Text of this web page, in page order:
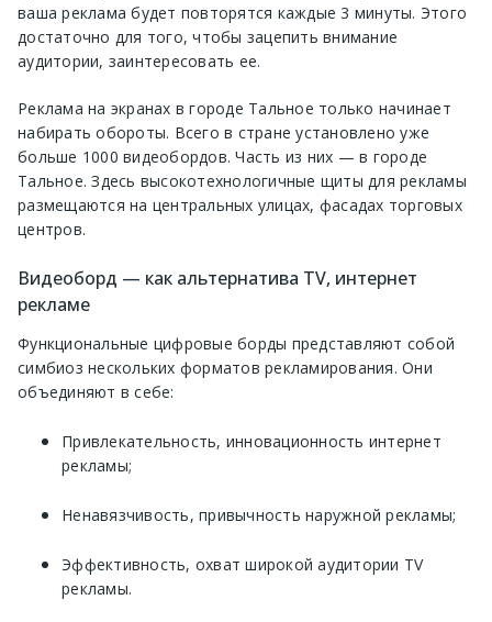
ваша реклама будет повторятся каждые 3 минуты. Этого
достаточно для того, чтобы зацепить внимание
аудитории, заинтересовать ее.
Реклама на экранах в городе Тальное только начинает
набирать обороты. Всего в стране установлено уже
больше 1000 видеобордов. Часть из них — в городе
Тальное. Здесь высокотехнологичные щиты для рекламы
размещаются на центральных улицах, фасадах торговых
центров.
Видеоборд — как альтернатива TV, интернет
рекламе
Функциональные цифровые борды представляют собой
симбиоз нескольких форматов рекламирования. Они
объединяют в себе:
Привлекательность, инновационность интернет
рекламы;
Ненавязчивость, привычность наружной рекламы;
Эффективность, охват широкой аудитории TV
рекламы.